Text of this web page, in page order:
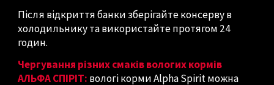
Після відкриття банки зберігайте консерву в
холодильнику та використайте протягом 24
годин.
Чергування різних смаків вологих кормів
АЛЬФА СПІРІТ: вологі корми Alpha Spirit можна